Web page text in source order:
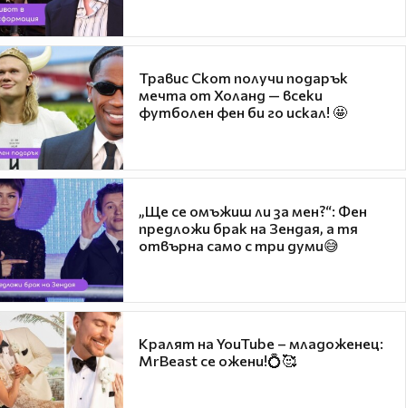
Травис Скот получи подарък
мечта от Холанд — всеки
футболен фен би го искал! 🤩
„Ще се омъжиш ли за мен?“: Фен
предложи брак на Зендая, а тя
отвърна само с три думи😅
Кралят на YouTube – младоженец:
MrBeast се ожени!💍🥰